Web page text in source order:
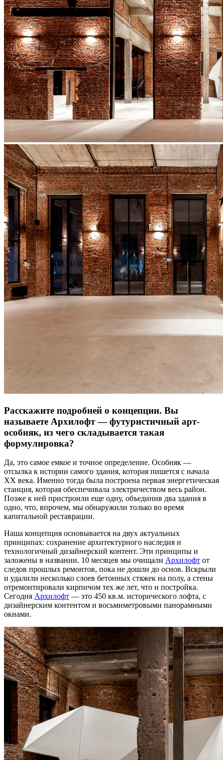
Расскажите подробней о концепции. Вы
называете Архилофт — футуристичный арт-
особняк, из чего складывается такая
формулировка?
Да, это самое емкое и точное определение. Особняк —
отсылка к истории самого здания, которая пишется с начала
ХХ века. Именно тогда была построена первая энергетическая
станция, которая обеспечивала электричеством весь район.
Позже к ней пристроили еще одну, объединив два здания в
одно, что, впрочем, мы обнаружили только во время
капитальной реставрации.
Наша концепция основывается на двух актуальных
принципах: сохранение архитектурного наследия и
технологичный дизайнерский контент. Эти принципы и
заложены в названии. 10 месяцев мы очищали Архилофт от
следов прошлых ремонтов, пока не дошли до основ. Вскрыли
и удалили несколько слоев бетонных стяжек на полу, а стены
отремонтировали кирпичом тех же лет, что и постройка.
Сегодня Архилофт — это 450 кв.м. исторического лофта, с
дизайнерским контентом и восьмиметровыми панорамными
окнами.